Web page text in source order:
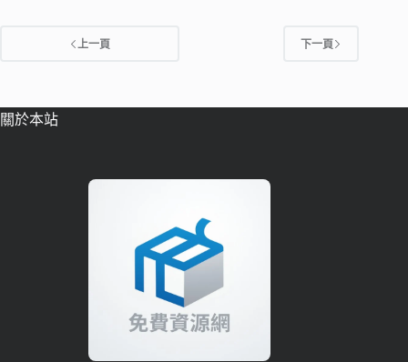
上一頁 下一頁
關於本站